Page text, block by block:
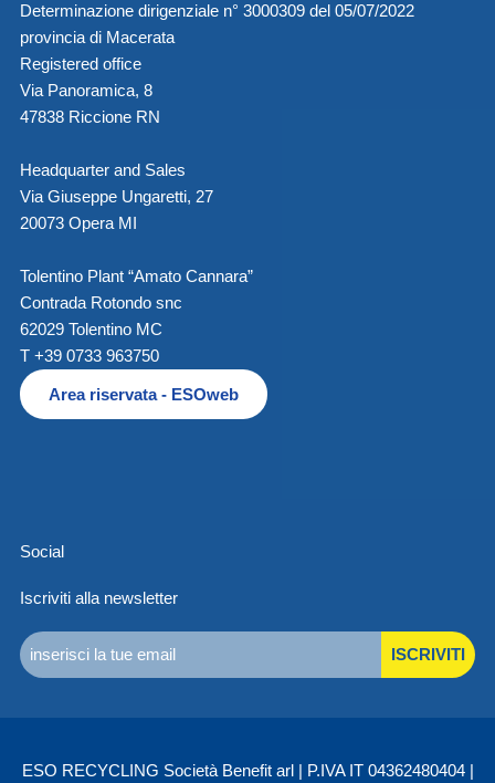
Determinazione dirigenziale n° 3000309 del 05/07/2022
provincia di Macerata
Registered office
Via Panoramica, 8
47838 Riccione RN
Headquarter and Sales
Via Giuseppe Ungaretti, 27
20073 Opera MI
Tolentino Plant “Amato Cannara”
Contrada Rotondo snc
62029 Tolentino MC
T +39 0733 963750
Area riservata - ESOweb
Social
Iscriviti alla newsletter
ISCRIVITI
ESO RECYCLING Società Benefit arl | P.IVA IT 04362480404 |